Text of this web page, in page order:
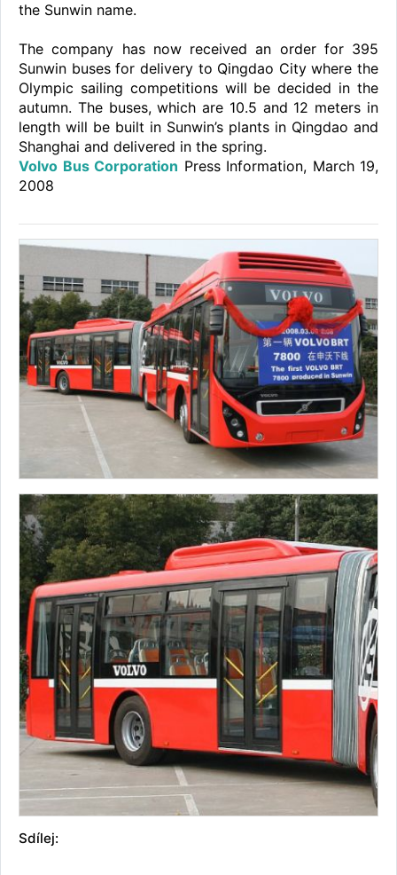
the Sunwin name.
The company has now received an order for 395
Sunwin buses for delivery to Qingdao City where the
Olympic sailing competitions will be decided in the
autumn. The buses, which are 10.5 and 12 meters in
length will be built in Sunwin’s plants in Qingdao and
Shanghai and delivered in the spring.
Volvo Bus Corporation Press Information, March 19,
2008
Sdílej: